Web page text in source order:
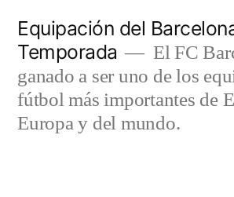
contenido
Equipación del
Temporada
El FC
ganado a ser uno de los
fútbol más importantes de
Europa y del mundo.